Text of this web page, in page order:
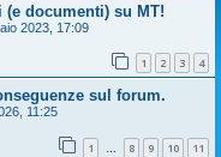
documenti) su MT!
2023, 17:09
1 2 3 4
sul forum.
11:25
1 … 8 9 10 11